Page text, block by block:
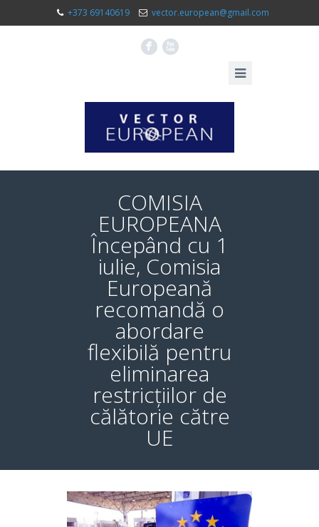
+373 69140619 vector.european@gmail.com
F X
COMISIA
EUROPEANA
Începând cu 1
iulie, Comisia
Europeană
recomandă o
abordare
flexibilă pentru
eliminarea
restricțiilor de
călătorie către
UE